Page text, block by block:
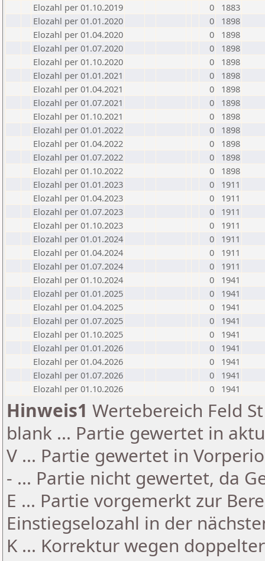
Elozahl per 01.10.2019
0
1883
Elozahl per 01.01.2020
0
1898
Elozahl per 01.04.2020
0
1898
Elozahl per 01.07.2020
0
1898
Elozahl per 01.10.2020
0
1898
Elozahl per 01.01.2021
0
1898
Elozahl per 01.04.2021
0
1898
Elozahl per 01.07.2021
0
1898
Elozahl per 01.10.2021
0
1898
Elozahl per 01.01.2022
0
1898
Elozahl per 01.04.2022
0
1898
Elozahl per 01.07.2022
0
1898
Elozahl per 01.10.2022
0
1898
Elozahl per 01.01.2023
0
1911
Elozahl per 01.04.2023
0
1911
Elozahl per 01.07.2023
0
1911
Elozahl per 01.10.2023
0
1911
Elozahl per 01.01.2024
0
1911
Elozahl per 01.04.2024
0
1911
Elozahl per 01.07.2024
0
1911
Elozahl per 01.10.2024
0
1941
Elozahl per 01.01.2025
0
1941
Elozahl per 01.04.2025
0
1941
Elozahl per 01.07.2025
0
1941
Elozahl per 01.10.2025
0
1941
Elozahl per 01.01.2026
0
1941
Elozahl per 01.04.2026
0
1941
Elozahl per 01.07.2026
0
1941
Elozahl per 01.10.2026
0 1941
Hinweis1 Wertebereich Feld
blank ... Partie gewertet in
V ... Partie gewertet in
- ... Partie nicht gewertet, da
E ... Partie vorgemerkt zur
Einstiegselozahl in der
K ... Korrektur wegen